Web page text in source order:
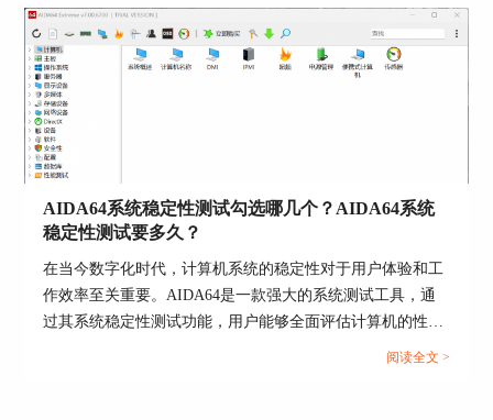
图4 AIDA64 CPUID功能
在软件界面左侧导航栏点击“性能测试”，将出现与
内存相关的4个测试和与CPU相关的10个测试。这
10个测试有什么含义，分别对应CPU哪些计算功
AIDA64系统稳定性测试勾选哪几个？AIDA64系统
稳定性测试要多久？
在当今数字化时代，计算机系统的稳定性对于用户体验和工
作效率至关重要。AIDA64是一款强大的系统测试工具，通
过其系统稳定性测试功能，用户能够全面评估计算机的性能
和稳定性。而在进行AIDA64软件进行系统稳定性测试时，
阅读全文 >